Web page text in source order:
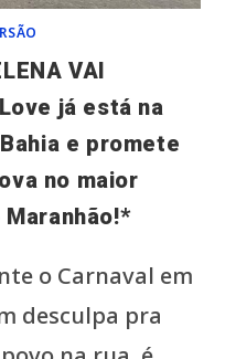
VAI
já está na
e promete
no maior
o Carnaval em
desculpa pra